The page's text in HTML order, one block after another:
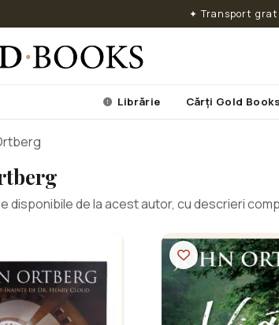
✦ Transport
Librărie Cărți Gold Books
disponibile de la acest autor, cu descrieri